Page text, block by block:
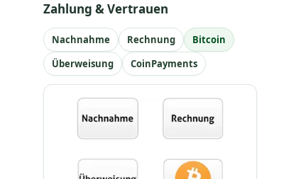
Zahlung & Vertrauen
Nachnahme Rechnung
Bitcoin
Überweisung
CoinPayments